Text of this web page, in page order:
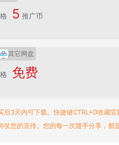
5 推广币
其它网盘
免费
后3天内可下载。快捷键CTRL+D收藏
仗您的宣传。您的每一次随手分享，都